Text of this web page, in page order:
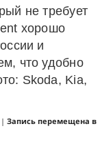
не требует
хорошо
и
что удобно
Skoda, Kia,
| Запись перемещена в